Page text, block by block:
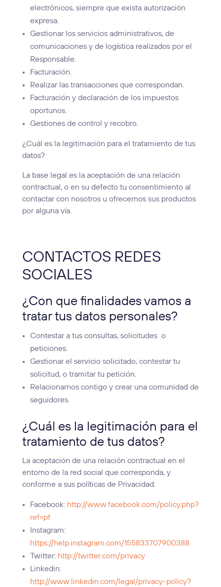
electrónicos, siempre que exista autorización
expresa.
Gestionar los servicios administrativos, de
comunicaciones y de logística realizados por el
Responsable.
Facturación.
Realizar las transacciones que correspondan.
Facturación y declaración de los impuestos
oportunos.
Gestiones de control y recobro.
¿Cuál es la legitimación para el tratamiento de tus
datos?
La base legal es la aceptación de una relación
contractual, o en su defecto tu consentimiento al
contactar con nosotros u ofrecernos sus productos
por alguna vía.
CONTACTOS REDES
SOCIALES
¿Con que finalidades vamos a
tratar tus datos personales?
Contestar a tus consultas, solicitudes o
peticiones.
Gestionar el servicio solicitado, contestar tu
solicitud, o tramitar tu petición.
Relacionarnos contigo y crear una comunidad de
seguidores.
¿Cuál es la legitimación para el
tratamiento de tus datos?
La aceptación de una relación contractual en el
entorno de la red social que corresponda, y
conforme a sus políticas de Privacidad:
Facebook: http://www.facebook.com/policy.php?
ref=pf
Instagram:
https://help.instagram.com/155833707900388
Twitter: http://twitter.com/privacy
Linkedin:
http://www.linkedin.com/legal/privacy-policy?